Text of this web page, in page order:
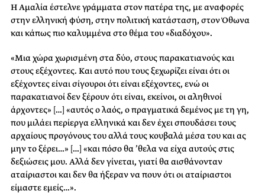
Η Αμαλία έστελνε γράμματα στον πατέρα της, με αναφορές
στην ελληνική φύση, στην πολιτική κατάσταση, στον Όθωνα
και κάπως πιο καλυμμένα στο θέμα του «διαδόχου».
«Μια χώρα χωρισμένη στα δύο, στους παρακατιανούς και
στους εξέχοντες. Και αυτό που τους ξεχωρίζει είναι ότι οι
εξέχοντες είναι σίγουροι ότι είναι εξέχοντες, ενώ οι
παρακατιανοί δεν ξέρουν ότι είναι, εκείνοι, οι αληθινοί
άρχοντες» […] «αυτός ο λαός, ο πραγματικά δεμένος με τη γη,
που μιλάει περίεργα ελληνικά και δεν έχει σπουδάσει τους
αρχαίους προγόνους του αλλά τους κουβαλά μέσα του και ας
μην το ξέρει…» […] «και πόσο θα ’θελα να είχα αυτούς στις
δεξιώσεις μου. Αλλά δεν γίνεται, γιατί θα αισθάνονταν
αταίριαστοι και δεν θα ήξεραν να πουν ότι οι αταίριαστοι
είμαστε εμείς…».